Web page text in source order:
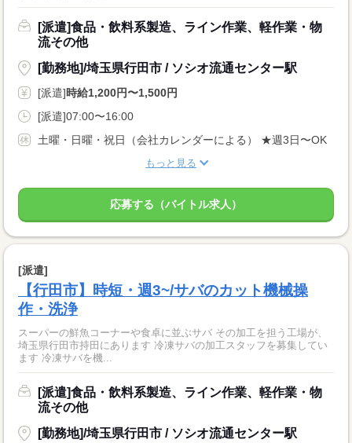
[派遣]食品・飲料系製造、ライン作業、軽作業・物
流その他
[勤務地]/埼玉県行田市 / ソシオ流通センター駅
[派遣]時給1,200円〜1,500円
[派遣]07:00〜16:00
土曜・日曜・祝日（会社カレンダーによる） ★週3日〜OK
もっと見る
応募する（バイトル求人）
[派遣]
【行田市】時短・週3~/サバのカット機械操
作・洗浄
スーパーの鮮魚コーナーや食卓に並ぶサバ その加工を担う工場が、
埼玉県行田市持田にあります 冷凍サバの加工スタッフを募集してい
ます 冷凍サバを機...
[派遣]食品・飲料系製造、ライン作業、軽作業・物
流その他
[勤務地]/埼玉県行田市 / ソシオ流通センター駅